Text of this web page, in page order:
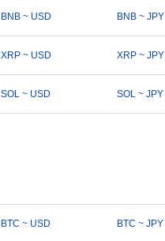
BNB ~ USD BNB ~ JPY
XRP ~ USD XRP ~ JPY
SOL ~ USD SOL ~ JPY
BTC ~ USD BTC ~ JPY